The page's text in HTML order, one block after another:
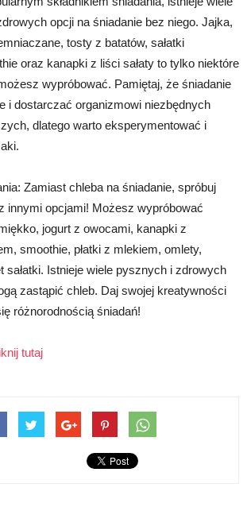
opcji na śniadanie bez niego. Jajka,
tosty z batatów, sałatki
oraz kanapki z liści sałaty to tylko niektóre
wypróbować. Pamiętaj, że śniadanie
i dostarczać organizmowi niezbędnych
dlatego warto eksperymentować i
Zamiast chleba na śniadanie, spróbuj
innymi opcjami! Możesz wypróbować
jogurt z owocami, kanapki z
smoothie, płatki z mlekiem, omlety,
sałatki. Istnieje wiele pysznych i zdrowych
zastąpić chleb. Daj swojej kreatywności
różnorodnością śniadań!
tutaj